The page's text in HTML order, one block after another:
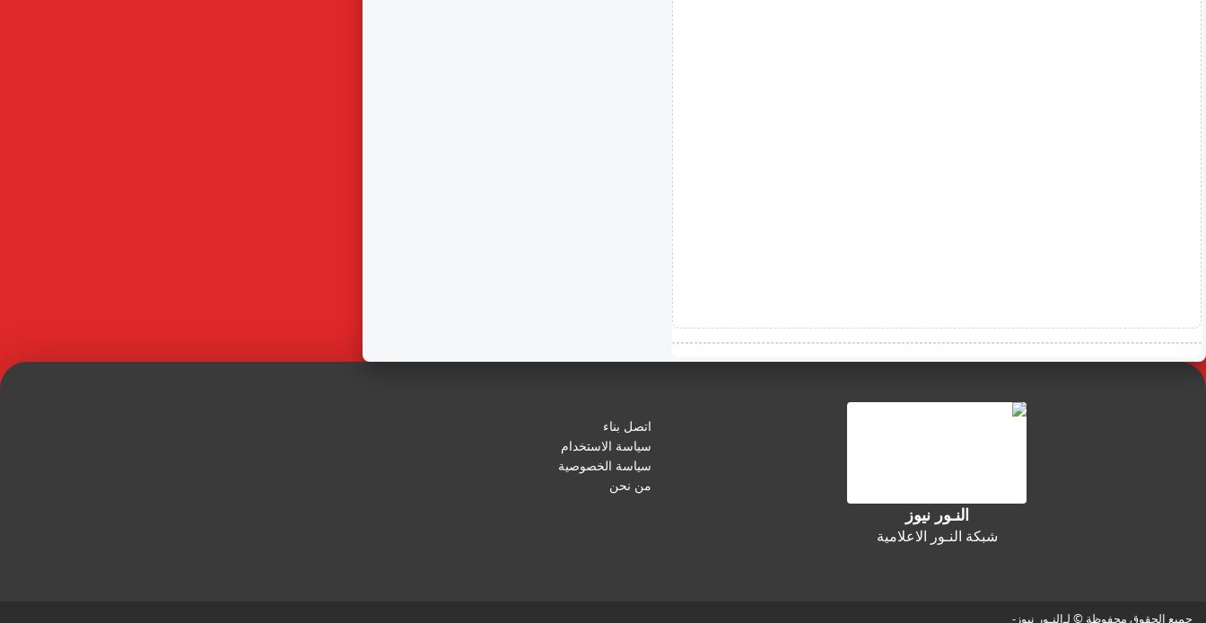
النـور نيوز
شبكة النـور الاعلامية
اتصل بناء
سياسة الاستخدام
سياسة الخصوصية
من نحن
جميع الحقوق محفوظة © لـالنـور نيوز -